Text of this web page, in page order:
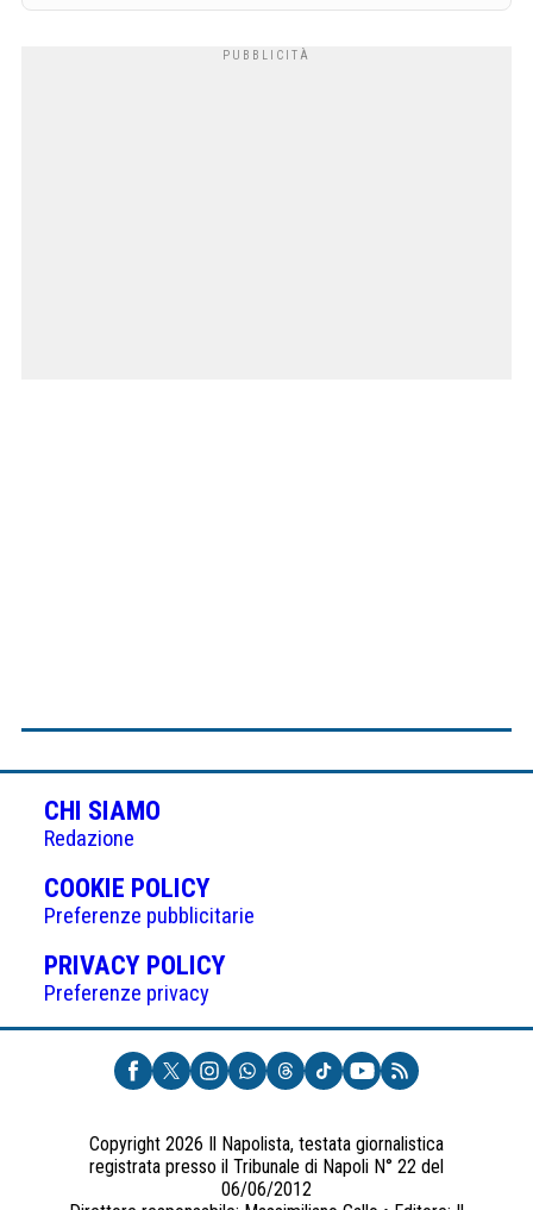
CHI SIAMO
Redazione
COOKIE POLICY(APRE
IN
UNA
NUOVA
Preferenze pubblicitarie
PRIVACY POLICY(APRE
UNA
NUOVA
SCHEDA)
Preferenze privacy
Copyright 2026 Il Napolista, testata giornalistica
registrata presso il Tribunale di Napoli N° 22 del
06/06/2012